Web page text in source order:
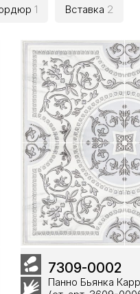
1 Вставка 2
7309-0002
Панно Бьянка